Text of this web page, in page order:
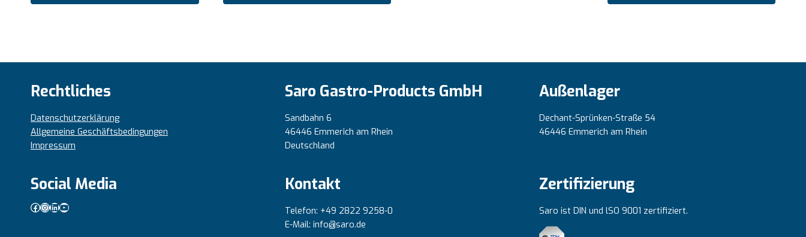
Rechtliches
Datenschutzerklärung
Allgemeine Geschäftsbedingungen
Impressum
Saro Gastro-Products GmbH
Sandbahn 6
46446 Emmerich am Rhein
Deutschland
Außenlager
Dechant-Sprünken-Straße 54
46446 Emmerich am Rhein
Social Media
Facebook
Instagram
LinkedIn
YouTube
Kontakt
Telefon: +49 2822 9258-0
E-Mail: info@saro.de
Zertifizierung
Saro ist DIN und lSO 9001 zertifiziert.